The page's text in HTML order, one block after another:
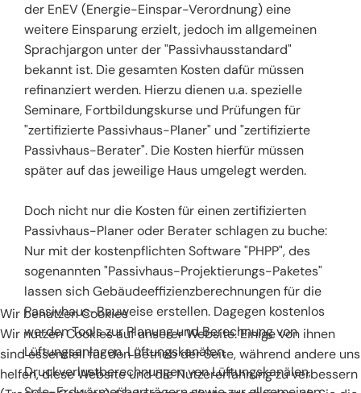
der EnEV (Energie-Einspar-Verordnung) eine
weitere Einsparung erzielt, jedoch im allgemeinen
Sprachjargon unter der "Passivhausstandard"
bekannt ist. Die gesamten Kosten dafür müssen
refinanziert werden. Hierzu dienen u.a. spezielle
Seminare, Fortbildungskurse und Prüfungen für
"zertifizierte Passivhaus-Planer" und "zertifizierte
Passivhaus-Berater". Die Kosten hierfür müssen
später auf das jeweilige Haus umgelegt werden.
Doch nicht nur die Kosten für einen zertifizierten
Passivhaus-Planer oder Berater schlagen zu buche:
Nur mit der kostenpflichten Software "PHPP", des
sogenannten "Passivhaus-Projektierungs-Paketes"
lassen sich Gebäudeeffizienzberechnungen für die
Passivhaus-Bauweise erstellen. Dagegen kostenlos
werden Tools zur Planung und Berechnung von
Lüftungsanlagen, Lüftungskanälen,
Druckverlustberechnungen von Lüftungskanälen,
Wir benutzen Cookies
Wir nutzen Cookies auf unserer Website. Einige von ihnen
sind essenziell für den Betrieb der Seite, während andere uns
helfen, diese Website und die Nutzererfahrung zu verbessern